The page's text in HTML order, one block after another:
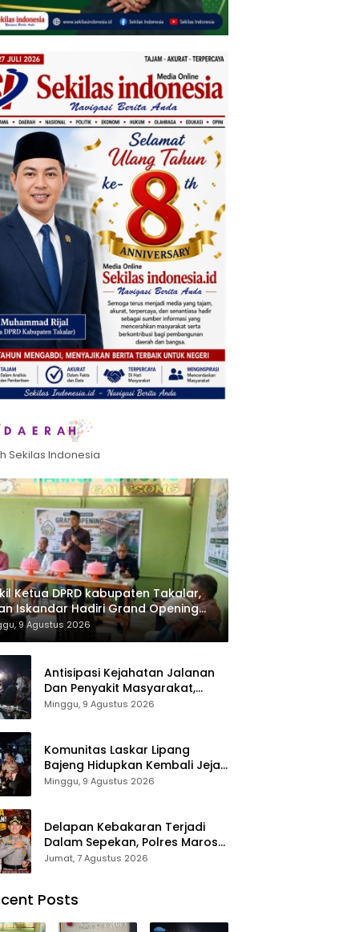
Sekilas Indonesia
Ketua DPRD kabupaten Takalar,
Iskandar Hadiri Grand Opening
sehat Pertama di Takalar,
Terapis Gratis untuk Pasien
dan umum.
9 Agustus 2026
Antisipasi Kejahatan Jalanan
Dan Penyakit Masyarakat,
Polres Maros Gelar Razia
Minggu, 9 Agustus 2026
Komunitas Laskar Lipang
Bajeng Hidupkan Kembali Jejak
Perjuangan Ranggong Daeng
Adalah Warisan yang Tak
Ternilai”.
Minggu, 9 Agustus 2026
Delapan Kebakaran Terjadi
Dalam Sepekan, Polres Maros
Keluarkan Imbauan kepada
Jumat, 7 Agustus 2026
Posts